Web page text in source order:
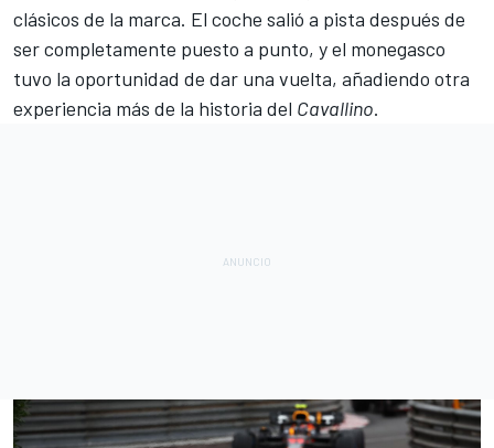
clásicos de la marca. El coche salió a pista después de
ser completamente puesto a punto, y el monegasco
tuvo la oportunidad de dar una vuelta, añadiendo otra
experiencia más de la historia del Cavallino.